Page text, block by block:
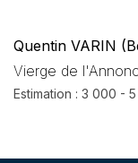
Quentin VARIN
Vierge de
Estimation : 3 000 -